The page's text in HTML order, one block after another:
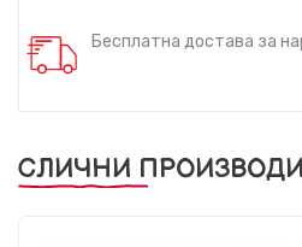
Бесплатна достава за
СЛИЧНИ ПРОИЗВОДИ